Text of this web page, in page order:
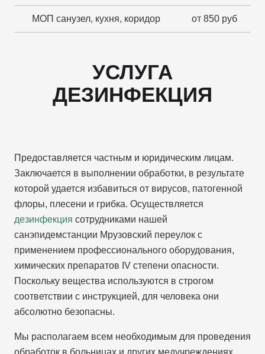
МОП санузел, кухня, коридор от 850 руб
УСЛУГА
ДЕЗИНФЕКЦИЯ
Предоставляется частным и юридическим лицам.
Заключается в выполнении обработки, в результате
которой удается избавиться от вирусов, патогенной
флоры, плесени и грибка. Осуществляется
дезинфекция сотрудниками нашей
санэпидемстанции Мрузовский переулок с
применением профессионального оборудования,
химических препаратов IV степени опасности.
Поскольку вещества используются в строгом
соответствии с инструкцией, для человека они
абсолютно безопасны.
Мы располагаем всем необходимым для проведения